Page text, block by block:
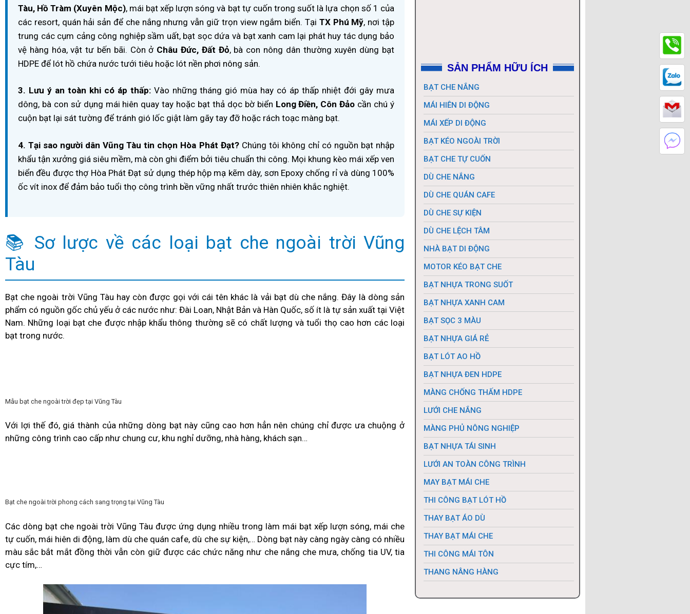
Tàu, Hồ Tràm (Xuyên Mộc), mái bạt xếp lượn sóng và bạt tự cuốn trong suốt là lựa chọn số 1 của
các resort, quán hải sản để che nắng nhưng vẫn giữ trọn view ngắm biển. Tại TX Phú Mỹ, nơi tập
trung các cụm cảng công nghiệp sầm uất, bạt sọc dứa và bạt xanh cam lại phát huy tác dụng bảo
vệ hàng hóa, vật tư bến bãi. Còn ở Châu Đức, Đất Đỏ, bà con nông dân thường xuyên dùng bạt
HDPE để lót hồ chứa nước tưới tiêu hoặc lót nền phơi nông sản.
3. Lưu ý an toàn khi có áp thấp:Vào những tháng gió mùa hay có áp thấp nhiệt đới gây mưa
dông, bà con sử dụng mái hiên quay tay hoặc bạt thả dọc bờ biển Long Điền, Côn Đảo cần chú ý
cuộn bạt lại sát tường để tránh gió lốc giật làm gãy tay đỡ hoặc rách toạc màng bạt.
4. Tại sao người dân Vũng Tàu tin chọn Hòa Phát Đạt?Chúng tôi không chỉ có nguồn bạt nhập
khẩu tận xưởng giá siêu mềm, mà còn ghi điểm bởi tiêu chuẩn thi công. Mọi khung kèo mái xếp ven
biển đều được thợ Hòa Phát Đạt sử dụng thép hộp mạ kẽm dày, sơn Epoxy chống rỉ và dùng 100%
ốc vít inox để đảm bảo tuổi thọ công trình bền vững nhất trước thiên nhiên khắc nghiệt.
📚 Sơ lược về các loại bạt che ngoài trời Vũng
Tàu
Bạt che ngoài trời Vũng Tàu hay còn được gọi với cái tên khác là vải bạt dù che nắng. Đây là dòng sản
phẩm có nguồn gốc chủ yếu ở các nước như: Đài Loan, Nhật Bản và Hàn Quốc, số ít là tự sản xuất tại Việt
Nam. Những loại bạt che được nhập khẩu thông thường sẽ có chất lượng và tuổi thọ cao hơn các loại
bạt trong nước.
SẢN PHẨM HỮU ÍCH
BẠT CHE NẮNG
MÁI HIÊN DI ĐỘNG
MÁI XẾP DI ĐỘNG
BẠT KÉO NGOÀI TRỜI
BẠT CHE TỰ CUỐN
DÙ CHE NẮNG
DÙ CHE QUÁN CAFE
DÙ CHE SỰ KIỆN
DÙ CHE LỆCH TÂM
NHÀ BẠT DI ĐỘNG
MOTOR KÉO BẠT CHE
BẠT NHỰA TRONG SUỐT
BẠT NHỰA XANH CAM
BẠT SỌC 3 MÀU
BẠT NHỰA GIÁ RẺ
BẠT LÓT AO HỒ
BẠT NHỰA ĐEN HDPE
MÀNG CHỐNG THẤM HDPE
LƯỚI CHE NẮNG
MÀNG PHỦ NÔNG NGHIỆP
BẠT NHỰA TÁI SINH
LƯỚI AN TOÀN CÔNG TRÌNH
MAY BẠT MÁI CHE
THI CÔNG BẠT LÓT HỒ
THAY BẠT ÁO DÙ
THAY BẠT MÁI CHE
THI CÔNG MÁI TÔN
THANG NÂNG HÀNG